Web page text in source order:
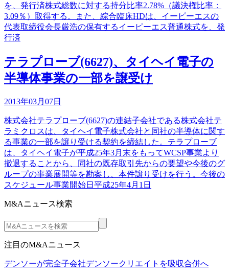
を、発行済株式総数に対する持分比率2.78%（議決権比率：
3.09％）取得する。また、綜合臨床HDは、イーピーエスの
代表取締役会長厳浩の保有するイーピーエス普通株式を、発
行済
テラプローブ(6627)、タイヘイ電子の
半導体事業の一部を譲受け
2013年03月07日
株式会社テラプローブ(6627)の連結子会社である株式会社テ
ラミクロスは、タイヘイ電子株式会社と同社の半導体に関す
る事業の一部を譲り受ける契約を締結した。テラプローブ
は、タイヘイ電子が平成25年3月末をもってWCSP事業より
撤退することから、同社の既存取引先からの要望や今後のグ
ループの事業展開等を勘案し、本件譲り受けを行う。今後の
スケジュール事業開始日平成25年4月1日
M&Aニュース検索
注目のM&Aニュース
デンソーが完全子会社デンソークリエイトを吸収合併へ